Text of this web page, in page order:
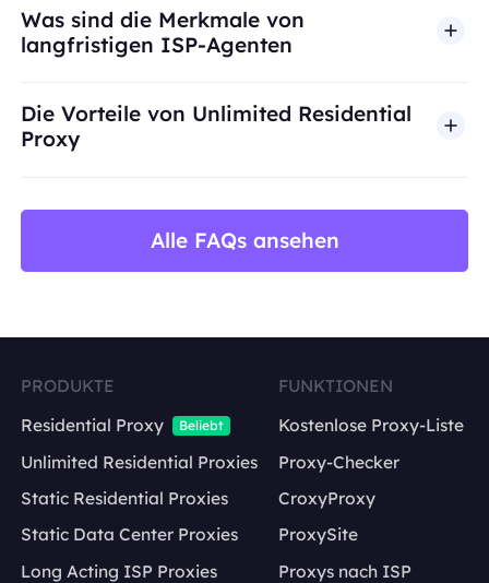
BestProxy unterstützt keinen Betrug, Spam,
Was sind die Merkmale von
langfristigen ISP-Agenten
Die Vorteile von Unlimited Residential
Proxy
Alle FAQs ansehen
PRODUKTE
Residential Proxy
Beliebt
Unlimited Residential Proxies
Static Residential Proxies
Static Data Center Proxies
Long Acting ISP Proxies
FUNKTIONEN
Kostenlose Proxy-Liste
Proxy-Checker
CroxyProxy
ProxySite
Proxys nach ISP